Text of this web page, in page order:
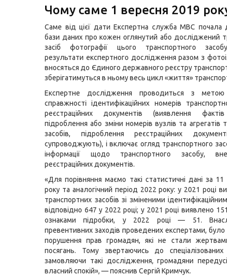
Чому саме 1 вересня 2019
Саме від цієї дати Експертна служба МВС почала
бази даних про кожен оглянутий або досліджений
засіб фотографії цього транспортного
результати експертного дослідження разом з
вносяться до Єдиного державного реєстру
зберігатимуться в ньому весь цикл «життя»
Експертне дослідження проводиться з метою
справжності ідентифікаційних номерів
реєстраційних документів (виявлення
підроблення або зміни номерів вузлів та агрегатів
засобів, підроблення реєстраційних
супроводжують), і включає огляд транспортного
інформації щодо транспортного засобу,
реєстраційних документів.
«Для порівняння маємо такі статистичні дані за 11
року та аналогічний період 2022 року: у 2021 році
транспортних засобів зі зміненими
відповідно 647 у 2022 році; у 2021 році виявлено
ознаками підробки, у 2022 році — 51.
превентивних заходів проведених експертами,
порушення прав громадян, які не стали
посягань. Тому звертаючись до
замовляючи такі дослідження, громадяни
власний спокій», — пояснив Сергій Кримчук.